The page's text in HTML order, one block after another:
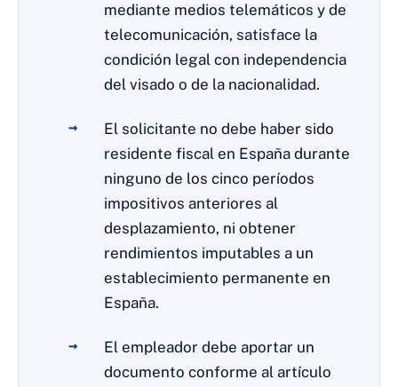
mediante medios telemáticos y de
telecomunicación, satisface la
condición legal con independencia
del visado o de la nacionalidad.
El solicitante no debe haber sido
residente fiscal en España durante
ninguno de los cinco períodos
impositivos anteriores al
desplazamiento, ni obtener
rendimientos imputables a un
establecimiento permanente en
España.
El empleador debe aportar un
documento conforme al artículo